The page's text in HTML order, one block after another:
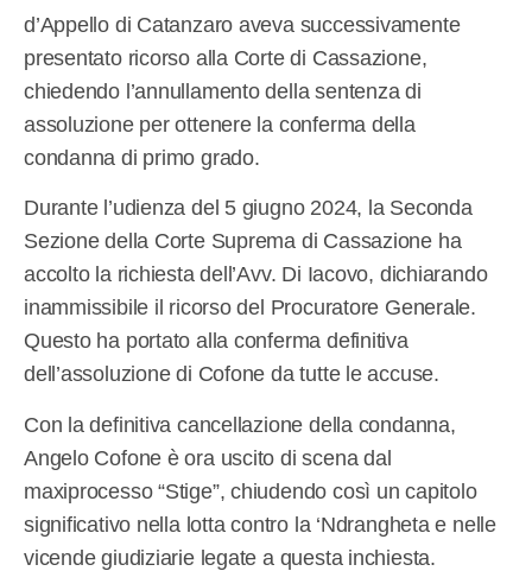
d’Appello di Catanzaro aveva successivamente
presentato ricorso alla Corte di Cassazione,
chiedendo l’annullamento della sentenza di
assoluzione per ottenere la conferma della
condanna di primo grado.
Durante l’udienza del 5 giugno 2024, la Seconda
Sezione della Corte Suprema di Cassazione ha
accolto la richiesta dell’Avv. Di Iacovo, dichiarando
inammissibile il ricorso del Procuratore Generale.
Questo ha portato alla conferma definitiva
dell’assoluzione di Cofone da tutte le accuse.
Con la definitiva cancellazione della condanna,
Angelo Cofone è ora uscito di scena dal
maxiprocesso “Stige”, chiudendo così un capitolo
significativo nella lotta contro la ‘Ndrangheta e nelle
vicende giudiziarie legate a questa inchiesta.